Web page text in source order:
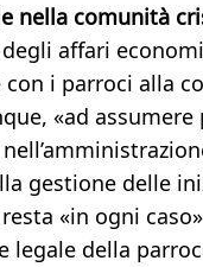
nella comunità
affari
con i parroci alla
«ad
gestione delle
«in ogni
legale della